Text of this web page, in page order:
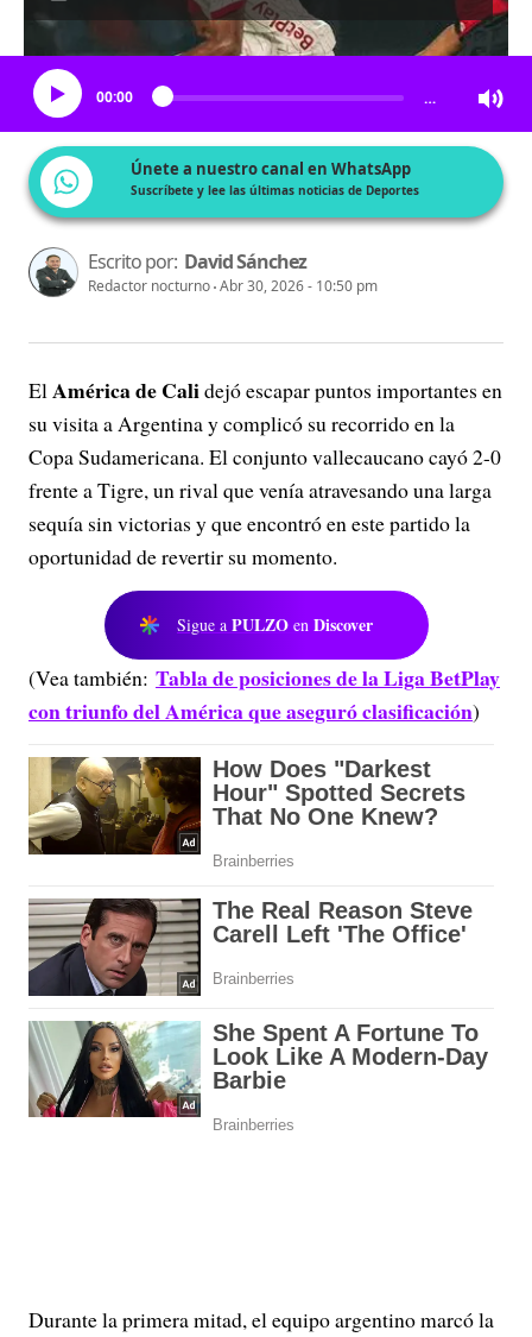
Escucha el artículo
00:00 …
Únete a nuestro canal en WhatsApp
Suscríbete y lee las últimas noticias de Deportes
Escrito por: David Sánchez
Redactor nocturno Abr 30, 2026 - 10:50 pm
ElAmérica de Calidejó escapar puntos importantes en
su visita a Argentina y complicó su recorrido en la
Copa Sudamericana. El conjunto vallecaucano cayó 2-0
frente a Tigre, un rival que venía atravesando una larga
sequía sin victorias y que encontró en este partido la
oportunidad de revertir su momento.
Sigue a PULZO en Discover
(Vea también: Tabla de posiciones de la Liga BetPlay
con triunfo del América que aseguró clasificación)
Durante la primera mitad, el equipo argentino marcó la